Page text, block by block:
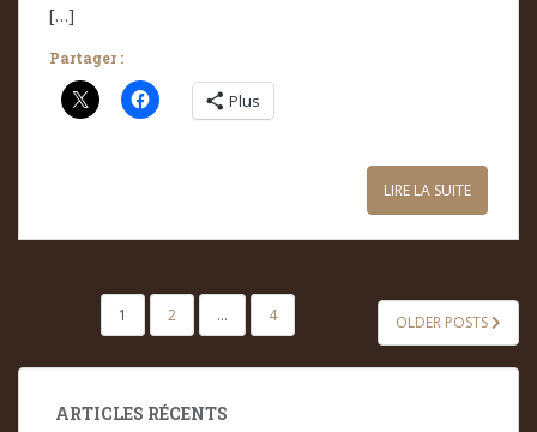
[…]
Partager :
Plus
LIRE LA SUITE
PAGINATION
PUBLICATIONS
1 2 … 4 OLDER POSTS
ARTICLES RÉCENTS